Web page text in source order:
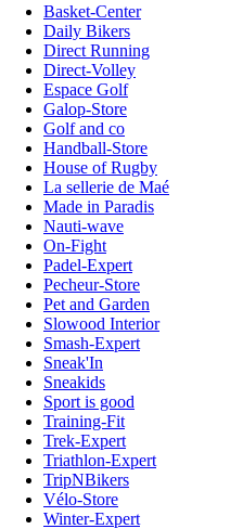
Basket-Center
Daily Bikers
Direct Running
Direct-Volley
Espace Golf
Galop-Store
Golf and co
Handball-Store
House of Rugby
La sellerie de Maé
Made in Paradis
Nauti-wave
On-Fight
Padel-Expert
Pecheur-Store
Pet and Garden
Slowood Interior
Smash-Expert
Sneak'In
Sneakids
Sport is good
Training-Fit
Trek-Expert
Triathlon-Expert
TripNBikers
Vélo-Store
Winter-Expert